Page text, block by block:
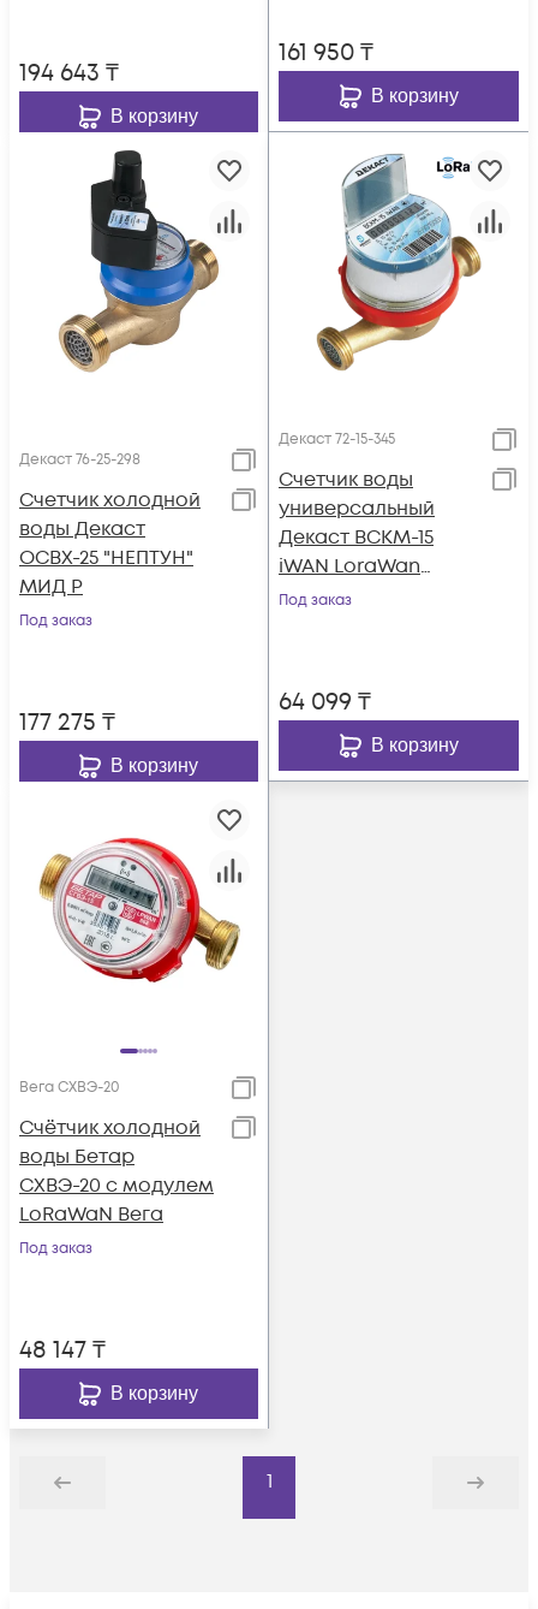
194 643 ₸
В корзину
161 950₸
В корзину
Декаст 76-25-298
Счетчик холодной
воды Декаст
ОСВХ-25 "НЕПТУН"
МИД Р
Под заказ
177 275 ₸
В корзину
Декаст 72-15-345
Счетчик воды
универсальный
Декаст ВСКМ-15
iWAN LoraWan
(монтажная длина
Под заказ
64 099 ₸
В корзину
Вега СХВЭ-20
Счётчик холодной
воды Бетар
СХВЭ-20 с модулем
LoRaWaN Вега
Под заказ
48 147₸
В корзину
Назад
1
Дальше